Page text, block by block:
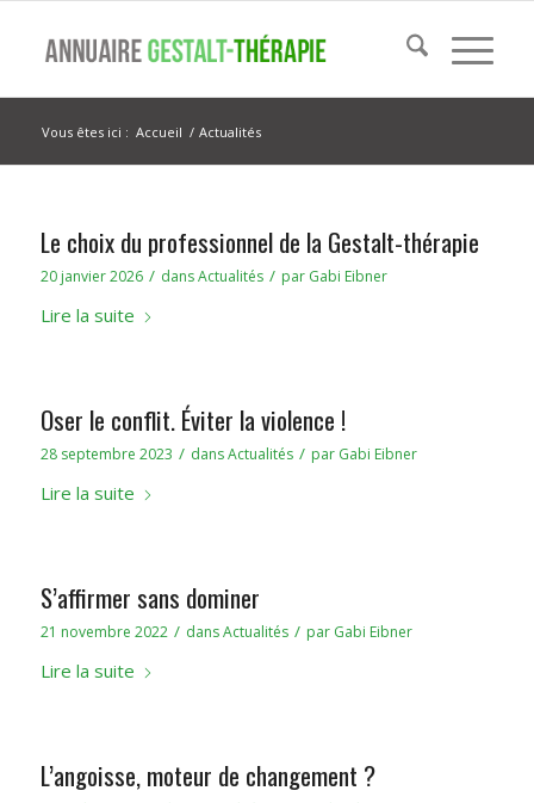
Vous êtes ici : Accueil / Actualités
Le choix du professionnel de la Gestalt-thérapie
20 janvier 2026 / dansActualités / par Gabi Eibner
Lire la suite
Oser le conflit. Éviter la violence !
28 septembre 2023 / dansActualités / par Gabi Eibner
Lire la suite
S’affirmer sans dominer
21 novembre 2022 / dansActualités / par Gabi Eibner
Lire la suite
L’angoisse, moteur de changement ?